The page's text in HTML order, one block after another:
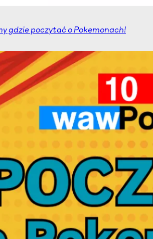
gdzie poczytać o Pokemonach!